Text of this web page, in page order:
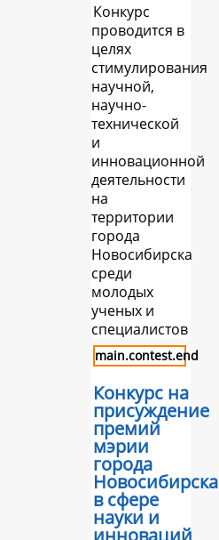
Конкурс
проводится в
целях
стимулирования
научной,
научно-
технической
и
инновационной
деятельности
на
территории
города
Новосибирска
среди
молодых
ученых и
специалистов
main.contest.end
Конкурс на
присуждение
премий
мэрии
города
Новосибирска
в сфере
науки и
инноваций